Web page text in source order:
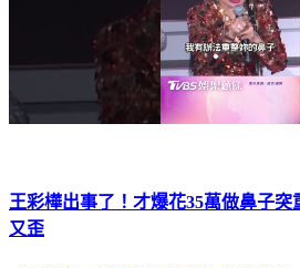
王彩樺出事了！才爆花35萬做鼻子
又歪